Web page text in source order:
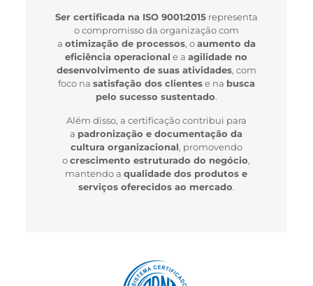
Ser certificada na ISO 9001:2015representa
o compromisso da organização com
a otimização de processos, oaumento da
eficiência operacional e aagilidade no
desenvolvimento de suas atividades, com
foco na satisfação dos clientese na busca
pelo sucesso sustentado.
Além disso, a certificação contribui para
a padronização e documentação da
cultura organizacional, promovendo
ocrescimento estruturado do negócio,
mantendo aqualidade dos produtos e
serviços oferecidos ao mercado.